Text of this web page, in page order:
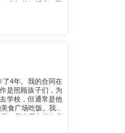
了4年。我的合同在
是照顾孩子们，为
学校，但通常是他
食广场吃饭。我确